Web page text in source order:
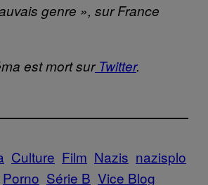
genre », sur France
est mort surTwitter.
Culture Film Nazis nazisplo
Porno Série B Vice Blog